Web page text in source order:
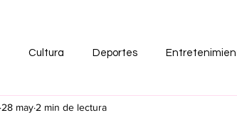
Cultura Deportes
28 may 2 min de lectura